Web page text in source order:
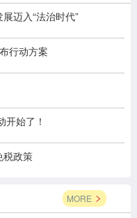
迈入“法治时代”
行动方案
始了！
税政策
MORE